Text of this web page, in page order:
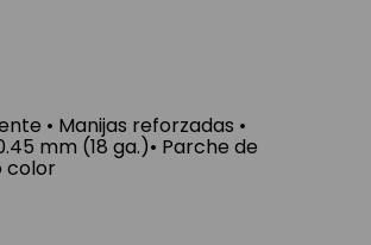
• Manijas reforzadas •
mm (18 ga.)• Parche de
color